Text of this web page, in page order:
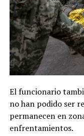
El funcionario
no han podido ser
permanecen en
enfrentamientos.